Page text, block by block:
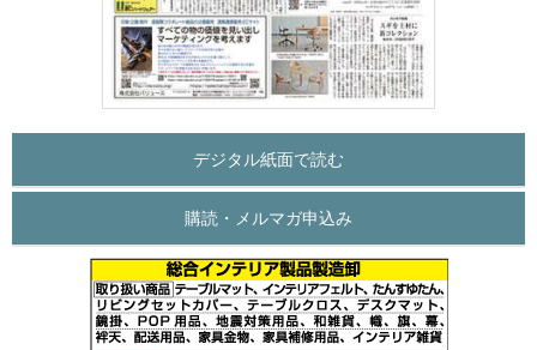
デジタル紙面で読む
購読・メルマガ申込み